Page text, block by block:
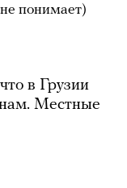
понимает)
в Грузии
Местные